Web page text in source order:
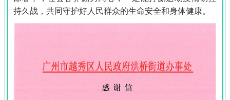
持久战，共同守护好人民群众的生命安全和身体健康。